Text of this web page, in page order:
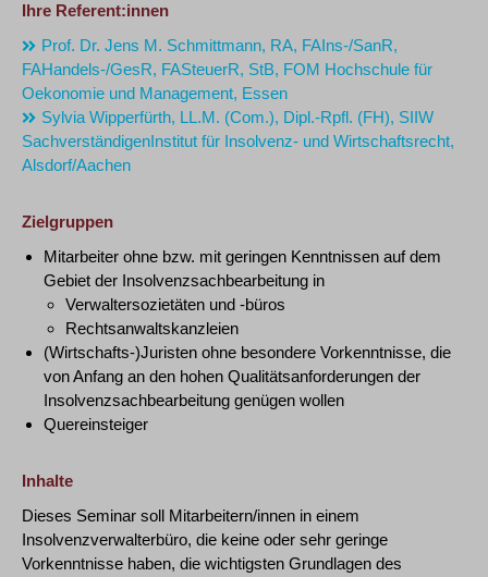
Ihre Referent:innen
Prof. Dr. Jens M. Schmittmann, RA, FAIns-/SanR,
FAHandels-/GesR, FASteuerR, StB, FOM Hochschule für
Oekonomie und Management, Essen
Sylvia Wipperfürth, LL.M. (Com.), Dipl.-Rpfl. (FH), SIIW
SachverständigenInstitut für Insolvenz- und Wirtschaftsrecht,
Alsdorf/Aachen
Zielgruppen
Mitarbeiter ohne bzw. mit geringen Kenntnissen auf dem
Gebiet der Insolvenzsachbearbeitung in
Verwaltersozietäten und -büros
Rechtsanwaltskanzleien
(Wirtschafts-)Juristen ohne besondere Vorkenntnisse, die
von Anfang an den hohen Qualitätsanforderungen der
Insolvenzsachbearbeitung genügen wollen
Quereinsteiger
Inhalte
Dieses Seminar soll Mitarbeitern/innen in einem
Insolvenzverwalterbüro, die keine oder sehr geringe
Vorkenntnisse haben, die wichtigsten Grundlagen des